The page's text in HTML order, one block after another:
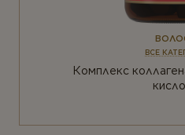
ВСЕ
Комплекс